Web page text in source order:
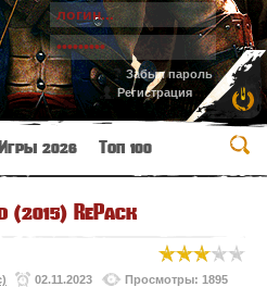
Забыл пароль
Регистрация
Игры 2026 Топ 100
(2015) RePack
02.11.2023
Просмотры: 1895